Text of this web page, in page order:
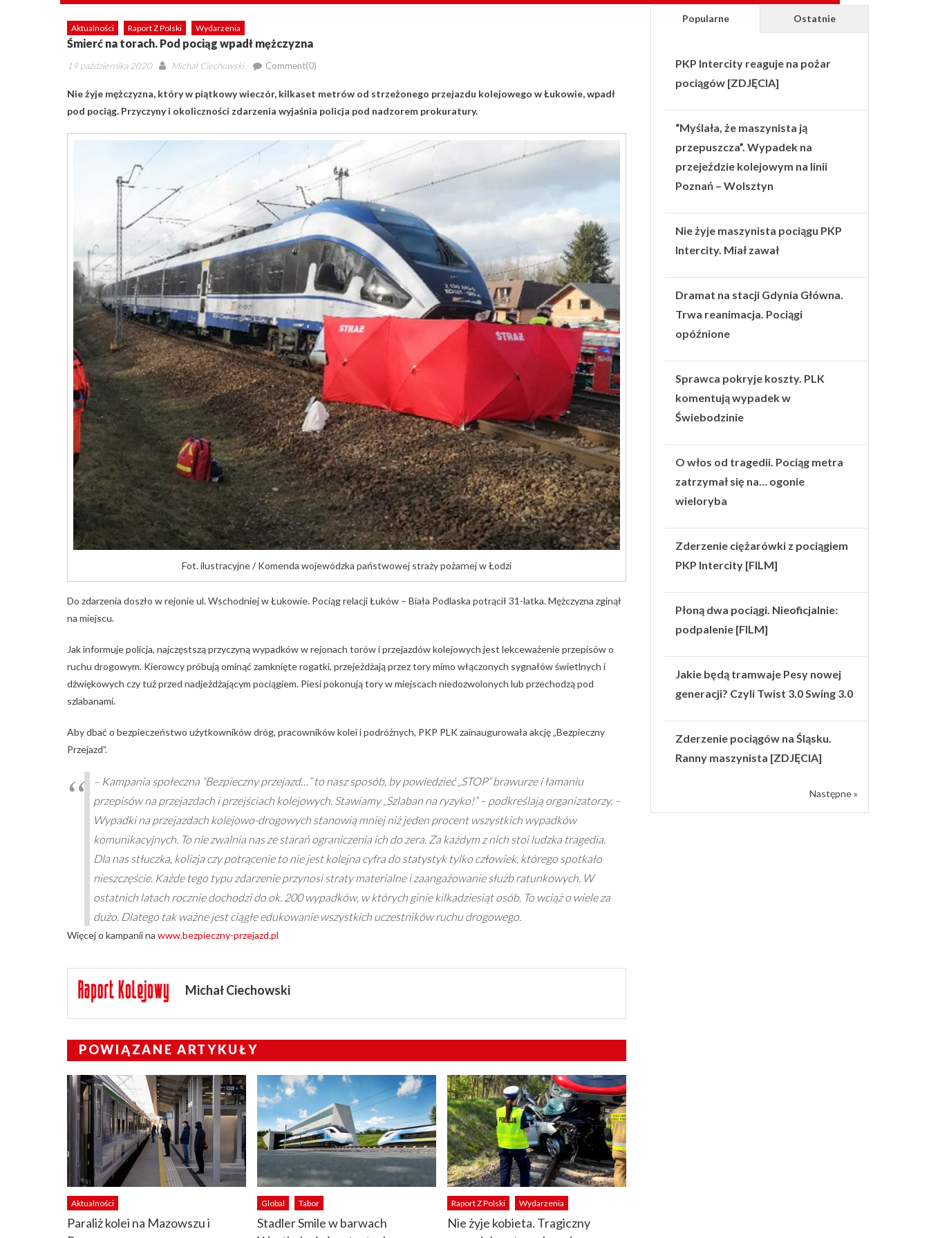
Aktualności Raport Z Polski Wydarzenia
Śmierć na torach. Pod pociąg wpadł mężczyzna
Posted
19 października 2020 Author
Michał Ciechowski Comment(0)
Nie żyje mężczyzna, który w piątkowy wieczór, kilkaset metrów od strzeżonego przejazdu kolejowego w Łukowie, wpadł
pod pociąg. Przyczyny i okoliczności zdarzenia wyjaśnia policja pod nadzorem prokuratury.
Fot. ilustracyjne / Komenda wojewódzka państwowej straży pożarnej w Łodzi
Do zdarzenia doszło w rejonie ul. Wschodniej w Łukowie. Pociąg relacji Łuków – Biała Podlaska potrącił 31-latka. Mężczyzna zginął
na miejscu.
Jak informuje policja, najczęstszą przyczyną wypadków w rejonach torów i przejazdów kolejowych jest lekceważenie przepisów o
ruchu drogowym. Kierowcy próbują ominąć zamknięte rogatki, przejeżdżają przez tory mimo włączonych sygnałów świetlnych i
dźwiękowych czy tuż przed nadjeżdżającym pociągiem. Piesi pokonują tory w miejscach niedozwolonych lub przechodzą pod
szlabanami.
Aby dbać o bezpieczeństwo użytkowników dróg, pracowników kolei i podróżnych, PKP PLK zainaugurowała akcję „Bezpieczny
Przejazd”.
– Kampania społeczna “Bezpieczny przejazd…” to nasz sposób, by powiedzieć „STOP” brawurze i łamaniu
przepisów na przejazdach i przejściach kolejowych. Stawiamy „Szlaban na ryzyko!” – podkreślają organizatorzy. –
Wypadki na przejazdach kolejowo-drogowych stanowią mniej niż jeden procent wszystkich wypadków
komunikacyjnych. To nie zwalnia nas ze starań ograniczenia ich do zera. Za każdym z nich stoi ludzka tragedia.
Dla nas stłuczka, kolizja czy potrącenie to nie jest kolejna cyfra do statystyk tylko człowiek, którego spotkało
nieszczęście. Każde tego typu zdarzenie przynosi straty materialne i zaangażowanie służb ratunkowych. W
ostatnich latach rocznie dochodzi do ok. 200 wypadków, w których ginie kilkadziesiąt osób. To wciąż o wiele za
dużo. Dlatego tak ważne jest ciągłe edukowanie wszystkich uczestników ruchu drogowego.
Więcej o kampanii na www.bezpieczny-przejazd.pl
Michał Ciechowski
POWIĄZANE ARTYKUŁY
Aktualności
Paraliż kolei na Mazowszu i
Global Tabor
Stadler Smile w barwach
Raport Z Polski Wydarzenia
Nie żyje kobieta. Tragiczny
Popularne Ostatnie
PKP Intercity reaguje na pożar
pociągów [ZDJĘCIA]
“Myślała, że maszynista ją
przepuszcza”. Wypadek na
przejeździe kolejowym na linii
Poznań – Wolsztyn
Nie żyje maszynista pociągu PKP
Intercity. Miał zawał
Dramat na stacji Gdynia Główna.
Trwa reanimacja. Pociągi
opóźnione
Sprawca pokryje koszty. PLK
komentują wypadek w
Świebodzinie
O włos od tragedii. Pociąg metra
zatrzymał się na… ogonie
wieloryba
Zderzenie ciężarówki z pociągiem
PKP Intercity [FILM]
Płoną dwa pociągi. Nieoficjalnie:
podpalenie [FILM]
Jakie będą tramwaje Pesy nowej
generacji? Czyli Twist 3.0 Swing 3.0
Zderzenie pociągów na Śląsku.
Ranny maszynista [ZDJĘCIA]
Następne »